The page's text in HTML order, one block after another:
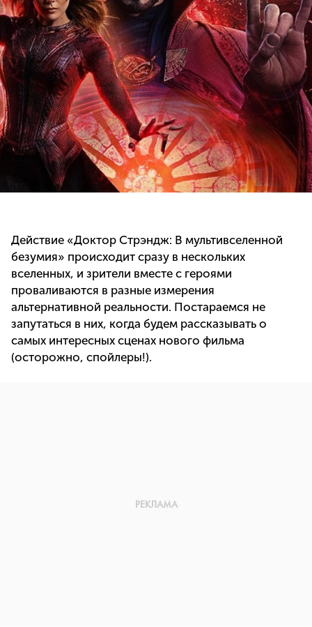
Действие «Доктор Стрэндж: В мультивселенной
безумия» происходит сразу в нескольких
вселенных, и зрители вместе с героями
проваливаются в разные измерения
альтернативной реальности. Постараемся не
запутаться в них, когда будем рассказывать о
самых интересных сценах нового фильма
(осторожно, спойлеры!).